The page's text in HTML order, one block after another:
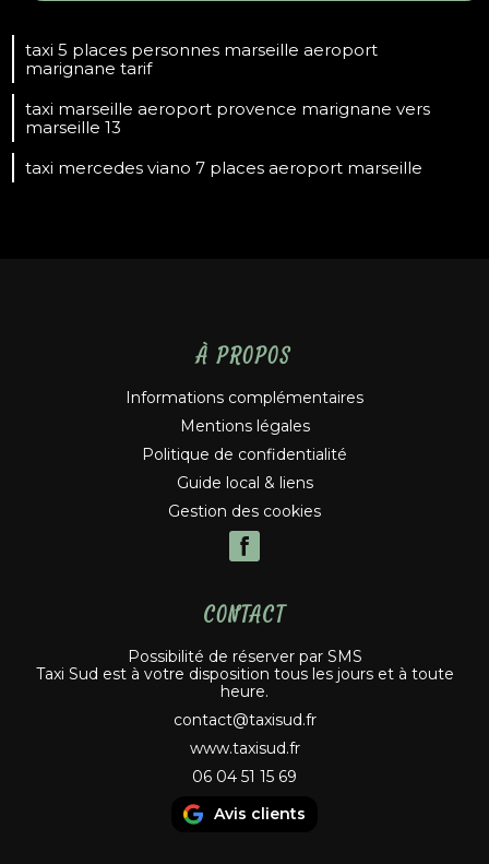
taxi 5 places personnes marseille aeroport
marignane tarif
taxi marseille aeroport provence marignane vers
marseille 13
taxi mercedes viano 7 places aeroport marseille
À PROPOS
Informations complémentaires
Mentions légales
Politique de confidentialité
Guide local & liens
Gestion des cookies
CONTACT
Possibilité de réserver par SMS
Taxi Sud est à votre disposition tous les jours et à toute
heure.
contact@taxisud.fr
www.taxisud.fr
06 04 51 15 69
Avis clients